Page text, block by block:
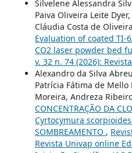
Silvelene Alessandra
Paiva Oliveira Leite
Cláudia Costa de
Evaluation of coated TI-
CO2 laser powder bed
v. 32 n. 74 (2026):
Alexandro da Silva
Patrícia Fátima de Mello
Moreira, Andreza
CONCENTRAÇÃO DA
Cyrtocymura scorpioides
SOMBREAMENTO ,
Revista Univap online